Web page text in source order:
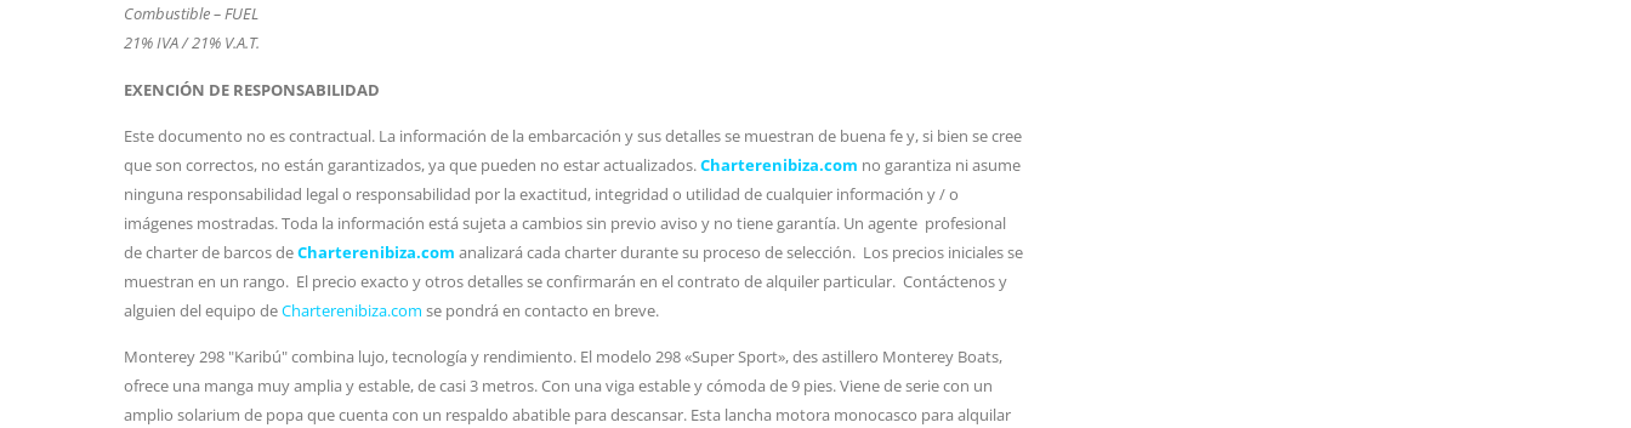
Combustible – FUEL
21% IVA / 21% V.A.T.
EXENCIÓN DE RESPONSABILIDAD
Este documento no es contractual. La información de la embarcación y sus detalles se muestran de buena fe y, si bien se cree
que son correctos, no están garantizados, ya que pueden no estar actualizados.Charterenibiza.com no garantiza ni asume
ninguna responsabilidad legal o responsabilidad por la exactitud, integridad o utilidad de cualquier información y / o
imágenes mostradas. Toda la información está sujeta a cambios sin previo aviso y no tiene garantía. Un agente profesional
de charter de barcos deCharterenibiza.com analizará cada charter durante su proceso de selección. Los precios iniciales se
muestran en un rango. El precio exacto y otros detalles se confirmarán en el contrato de alquiler particular. Contáctenos y
alguien del equipo deCharterenibiza.com se pondrá en contacto en breve.
Monterey 298 "Karibú" combina lujo, tecnología y rendimiento. El modelo 298 «Super Sport», des astillero Monterey Boats,
ofrece una manga muy amplia y estable, de casi 3 metros. Con una viga estable y cómoda de 9 pies. Viene de serie con un
amplio solarium de popa que cuenta con un respaldo abatible para descansar. Esta lancha motora monocasco para alquilar